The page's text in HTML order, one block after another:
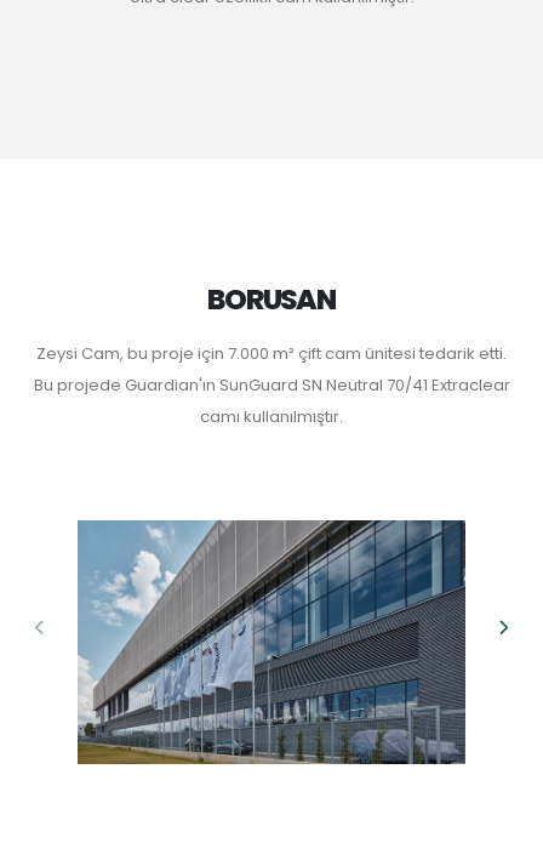
BORUSAN
Zeysi Cam, bu proje için 7.000 m² çift cam ünitesi tedarik etti.
Bu projede Guardian'ın SunGuard SN Neutral 70/41 Extraclear
camı kullanılmıştır.